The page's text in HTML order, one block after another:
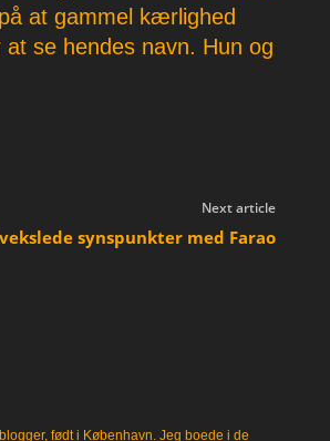
at gammel kærlighed
se hendes navn. Hun og
Next article
synspunkter med Farao
født i København. Jeg boede i de